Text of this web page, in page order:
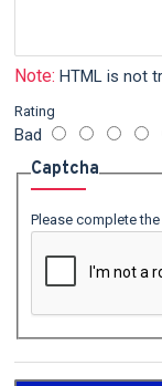
Note: HTML is not
Rating
Bad
Captcha
Please complete